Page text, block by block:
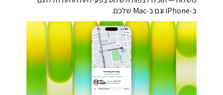
ב‑iPhone וגם ב‑Mac שלכם.